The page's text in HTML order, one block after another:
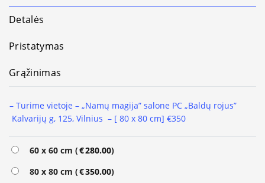
Detalės
Pristatymas
Grąžinimas
– Turime vietoje – „Namų magija” salone PC „Baldų rojus”
Kalvarijų g, 125, Vilnius – [ 80 x 80 cm] €350
60 x 60 cm (€280.00)
80 x 80 cm (€350.00)
Alternative: